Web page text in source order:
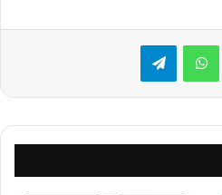
واتساب تيلقرام